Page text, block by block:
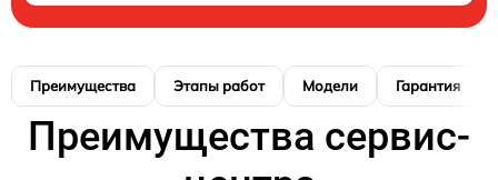
Преимущества Этапы работ Модели Гарантия
Преимущества сервис-